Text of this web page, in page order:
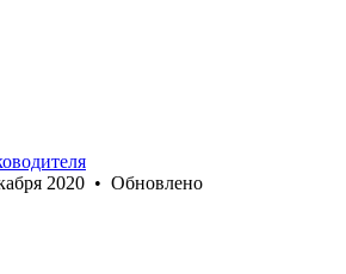
2020 • Обновлено